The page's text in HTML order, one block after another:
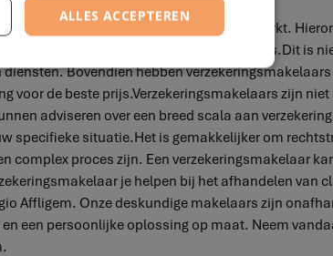
of de omliggende regio woont of werkt.
zijn duurder dan directe verzekeraars.Dit is
Bovendien hebben
voor de beste prijs.Verzekeringsmakelaars zijn
adviseren over een breed scala aan
specifieke situatie.Het is gemakkelijker om
complex proces zijn. Een verzekeringsmakelaar
je helpen bij het afhandelen van
Affligem. Onze deskundige makelaars zijn
een persoonlijke oplossing op maat. Neem
ALLES ACCEPTEREN